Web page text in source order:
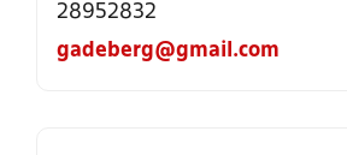
28952832
gadeberg@gmail.com